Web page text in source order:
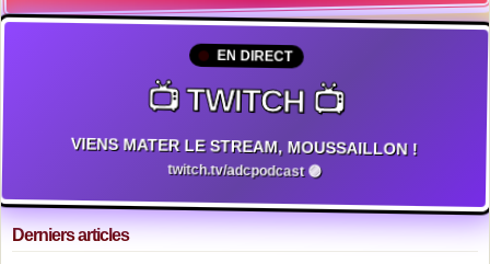
EN DIRECT
📺 TWITCH 📺
VIENS MATER LE STREAM, MOUSSAILLON !
twitch.tv/adcpodcast 🟣
Derniers articles